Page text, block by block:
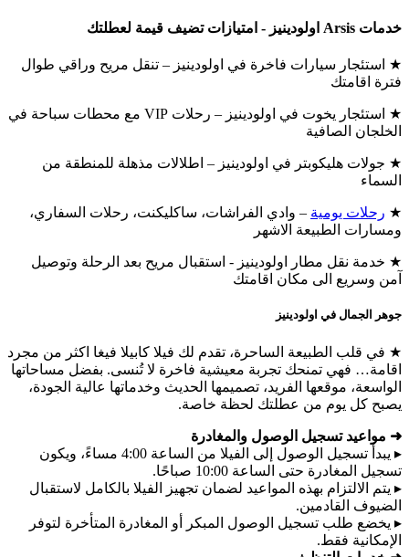
خدمات Arsis اولودينيز - امتيازات تضيف قيمة لعطلتك
★ استئجار سيارات فاخرة في اولودينيز – تنقل مريح وراقي طوال
فترة اقامتك
★ استئجار يخوت في اولودينيز – رحلات VIP مع محطات سباحة في
الخلجان الصافية
★ جولات هليكوبتر في اولودينيز – اطلالات مذهلة للمنطقة من
السماء
★ رحلات يومية – وادي الفراشات، ساكليكنت، رحلات السفاري،
ومسارات الطبيعة الاشهر
★ خدمة نقل مطار اولودينيز - استقبال مريح بعد الرحلة وتوصيل
آمن وسريع الى مكان اقامتك
جوهر الجمال في اولودينيز
★ في قلب الطبيعة الساحرة، تقدم لك فيلا كابيلا فيغا اكثر من مجرد
اقامة… فهي تمنحك تجربة معيشية فاخرة لا تُنسى. بفضل مساحاتها
الواسعة، موقعها الفريد، تصميمها الحديث وخدماتها عالية الجودة،
يصبح كل يوم من عطلتك لحظة خاصة.
➜ مواعيد تسجيل الوصول والمغادرة
▸ يبدأ تسجيل الوصول إلى الفيلا من الساعة 4:00 مساءً، ويكون
تسجيل المغادرة حتى الساعة 10:00 صباحًا.
▸ يتم الالتزام بهذه المواعيد لضمان تجهيز الفيلا بالكامل لاستقبال
الضيوف القادمين.
▸ يخضع طلب تسجيل الوصول المبكر أو المغادرة المتأخرة لتوفر
الإمكانية فقط.